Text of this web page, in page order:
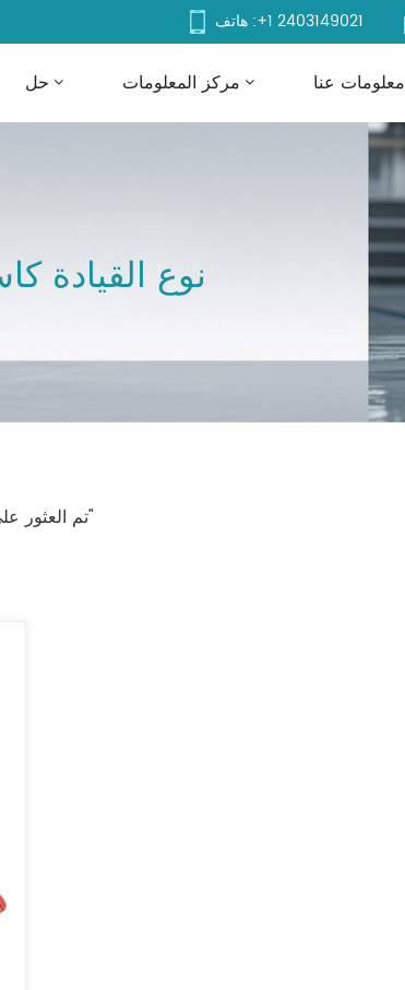
هاتف :+1 2403149021
حل مركز المعلومات معلومات عنا
نوع القيادة
1 تم العثور على النتائج لـ "نوع القيادة كاسحة طريق"